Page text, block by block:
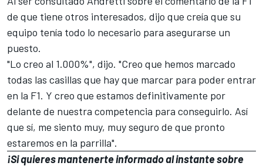
de que tiene otros interesados, dijo que creía que su
equipo tenía todo lo necesario para asegurarse un
puesto.
"Lo creo al 1.000%", dijo. "Creo que hemos marcado
todas las casillas que hay que marcar para poder entrar
en la F1. Y creo que estamos definitivamente por
delante de nuestra competencia para conseguirlo. Así
que sí, me siento muy, muy seguro de que pronto
estaremos en la parrilla".
¡Si quieres mantenerte informado al instante sobre